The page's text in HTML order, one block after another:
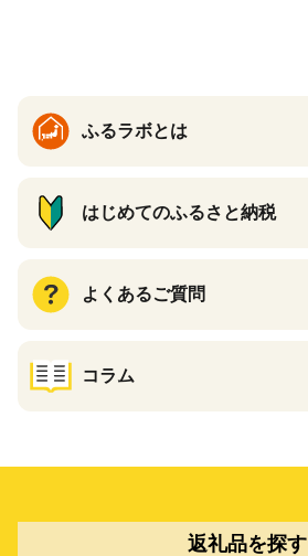
ふるラボとは
はじめてのふるさと納税
よくあるご質問
コラム
返礼品を探す